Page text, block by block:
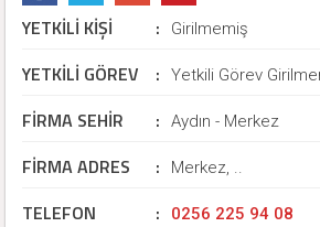
YETKİLİ KİŞİ : Girilmemiş
YETKİLİ GÖREV : Yetkili Görev
FİRMA SEHİR : Aydın - Merkez
FİRMA ADRES : Merkez, ..
TELEFON : 0256 225 94 08